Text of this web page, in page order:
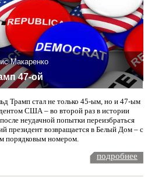
Макаренко
47-ой
Трамп стал не только 45-ым, но и 47-ым
США – во второй раз в истории
неудачной попытки переизбраться
президент возвращается в Белый Дом – с
порядковым номером.
подробнее